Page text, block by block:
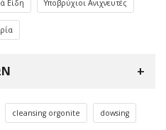
Είδη Υποβρύχιοι Ανιχνευτές
cleansing orgonite dowsing